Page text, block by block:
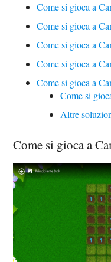
Come si gioca a
Come si gioca a
Come si gioca a
Come si gioca a
Come si gioca a
Come si
Altre
Come si gioca a